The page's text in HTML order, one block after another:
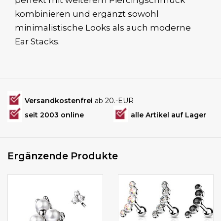
kombinieren und ergänzt sowohl
minimalistische Looks als auch moderne
Ear Stacks.
Versandkostenfrei ab 20.-EUR
seit 2003 online
alle Artikel auf Lager
Ergänzende Produkte